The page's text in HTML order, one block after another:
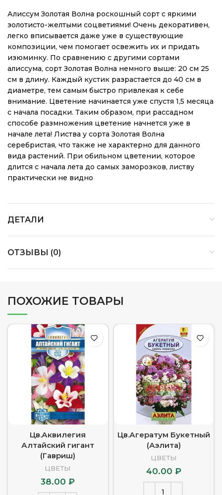
Алиссум Золотая Волна роскошный сорт с яркими
золотисто-желтыми соцветиями! Очень декоративен,
легко вписывается даже уже в существующие
композиции, чем помогает освежить их и придать
изюминку. По сравнению с другими сортами
алиссума, сорт Золотая Волна немного выше: 20 см 25
см в длину. Каждый кустик разрастается до 40 см в
диаметре, тем самым быстро привлекая к себе
внимание. Цветение начинается уже спустя 1,5 месяца
с начала посадки. Таким образом, при рассадном
способе размножения цветение начнется уже в
начале лета! Листва у сорта Золотая Волна
серебристая, что также не характерно для данного
вида растений. При обильном цветении, которое
длится с начала лета до самых заморозков, листву
практически не видно
ДЕТАЛИ
ОТЗЫВЫ (0)
ПОХОЖИЕ ТОВАРЫ
Цв.Аквилегия
Алтайский гигант
(Гавриш)
ЦВЕТЫ
38.00₽
Цв.Агератум Букетный
(Аэлита)
ЦВЕТЫ
40.00 ₽